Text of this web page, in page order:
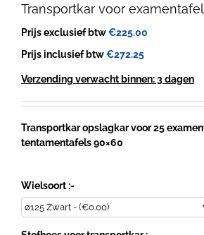
Transportkar voor
Prijs exclusief btw€225.00
Prijs inclusief btw€272.25
Verzending verwacht binnen: 3 dagen
Transportkar opslagkar voor 25
tentamentafels 90×60
Wielsoort :-